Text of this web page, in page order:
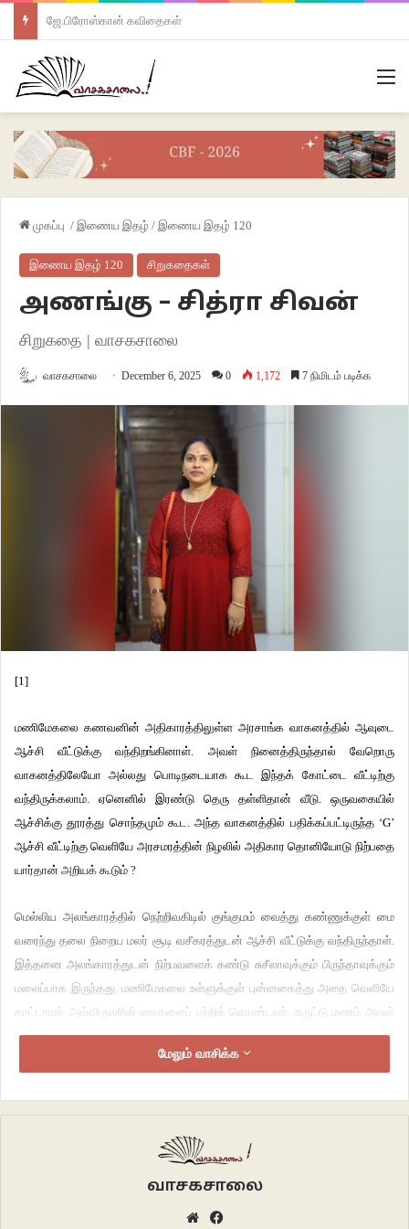
ஜே.பிரோஸ்கான் கவிதைகள்
முகப்பு / இணைய இதழ் / இணைய இதழ் 120
இணைய இதழ் 120 சிறுகதைகள்
அணங்கு – சித்ரா சிவன்
சிறுகதை | வாசகசாலை
வாசகசாலை December 6, 2025 0 1,172 7 நிமிடம் படிக்க
[1]
மணிமேகலை கணவனின் அதிகாரத்திலுள்ள அரசாங்க வாகனத்தில் ஆவுடை
ஆச்சி வீட்டுக்கு வந்திறங்கினாள். அவள் நினைத்திருந்தால் வேறொரு
வாகனத்திலேயோ அல்லது பொடிநடையாக கூட இந்தக் கோட்டை வீட்டிற்கு
வந்திருக்கலாம். ஏனெனில் இரண்டு தெரு தள்ளிதான் வீடு. ஒருவகையில்
ஆச்சிக்கு தூரத்து சொந்தமும் கூட. அந்த வாகனத்தில் பதிக்கப்பட்டிருந்த ‘G’
ஆச்சி வீட்டிற்கு வெளியே அரசமரத்தின் நிழலில் அதிகார தொனியோடு நிற்பதை
யார்தான் அறியக் கூடும் ?
மெல்லிய அலங்காரத்தில் நெற்றிவகிடில் குங்குமம் வைத்து கண்ணுக்குள் மை
வரைந்து தலை நிறைய மலர் சூடி வசீகரத்துடன் ஆச்சி வீட்டுக்கு வந்திருந்தாள்.
இத்தனை அலங்காரத்துடன் நிற்பவளைக் கண்டு சுசீலாவுக்கும் பிருந்தாவுக்கும்
மலைப்பாக இருந்தது. மணிமேகலை உள்ளுக்குள் புன்னகைத்து அதை வெளியே
காட்டாமல் அவ்விருவரின் கைகளைப் பற்றிக் கொண்டாள். சுருட்டு மணம் அவள்
நாசியில் ஏறியதும் இருமினாள். அது ஆச்சிக்கு கேட்டு விடுமோ என அஞ்சி
சட்டென்று அடக்கிக் கொண்டாள்.
வாசலுக்குச் சென்று அவளை வரவேற்பது போல அங்கேயே சுற்றியது. நினைவு
மேலும் வாசிக்க
வாசகசாலை
Website